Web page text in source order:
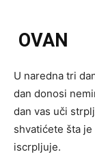
OVAN
U naredna tri
dan donosi
dan vas uči
shvatićete šta
iscrpljuje.